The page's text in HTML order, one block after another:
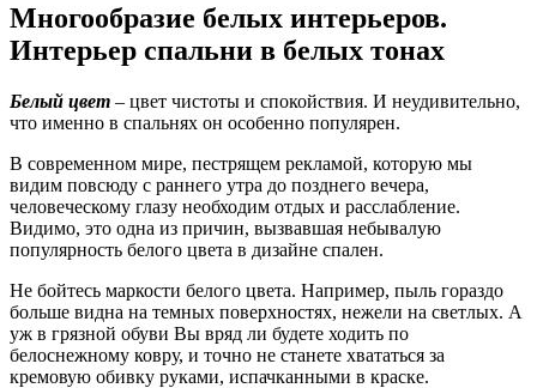
Многообразие белых интерьеров.
Интерьер спальни в белых тонах
Белый цвет – цвет чистоты и спокойствия. И неудивительно,
что именно в спальнях он особенно популярен.
В современном мире, пестрящем рекламой, которую мы
видим повсюду с раннего утра до позднего вечера,
человеческому глазу необходим отдых и расслабление.
Видимо, это одна из причин, вызвавшая небывалую
популярность белого цвета в дизайне спален.
Не бойтесь маркости белого цвета. Например, пыль гораздо
больше видна на темных поверхностях, нежели на светлых. А
уж в грязной обуви Вы вряд ли будете ходить по
белоснежному ковру, и точно не станете хвататься за
кремовую обивку руками, испачканными в краске.